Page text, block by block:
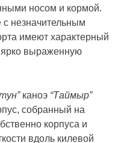
носом и кормой.
незначительным
имеют характерный
выраженную
каноэ “Таймыр”
собранный на
корпуса и
вдоль килевой